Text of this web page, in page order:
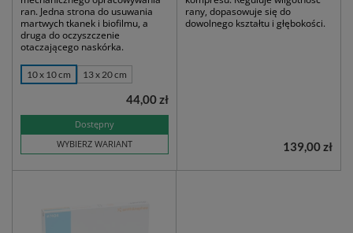
ran. Jedna strona do usuwania
martwych tkanek i biofilmu, a
druga do oczyszczenie
otaczającego naskórka.
10 x 10 cm 13 x 20 cm
Dostępny
WYBIERZ WARIANT
44,00 zł
rany, dopasowuje się do
dowolnego kształtu i głębokości.
139,00 zł